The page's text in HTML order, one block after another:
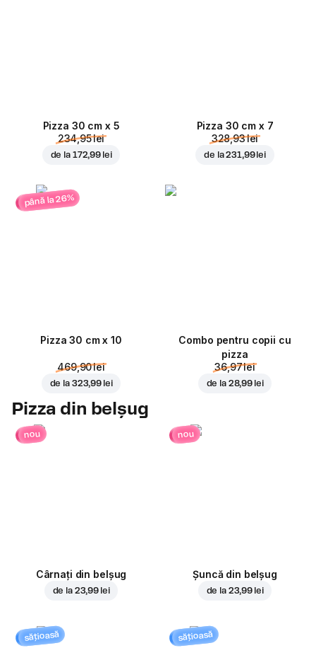
Pizza 30 cm x 5
234,95 lei
de la 172,99 lei
Pizza 30 cm x 7
328,93 lei
de la231,99 lei
până la 26%
Pizza 30 cm x 10
469,90 lei
de la 323,99 lei
Combo pentru copii cu
pizza
36,97 lei
de la 28,99 lei
Pizza din belșug
nou
Cârnați din belșug
de la 23,99 lei
nou
Șuncă din belșug
de la 23,99 lei
sățioasă sățioasă